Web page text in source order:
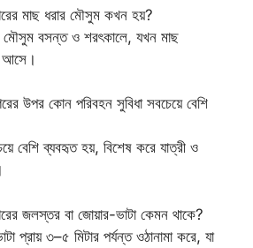
মাছ ধরার মৌসুম কখন হয়?
মৌসুম বসন্ত ও শরৎকালে, যখন মাছ
আসে।
উপর কোন পরিবহন সুবিধা সবচেয়ে বেশি
বেশি ব্যবহৃত হয়, বিশেষ করে যাত্রী ও
জলস্তর বা জোয়ার-ভাটা কেমন থাকে?
প্রায় ৩–৫ মিটার পর্যন্ত ওঠানামা করে, যা